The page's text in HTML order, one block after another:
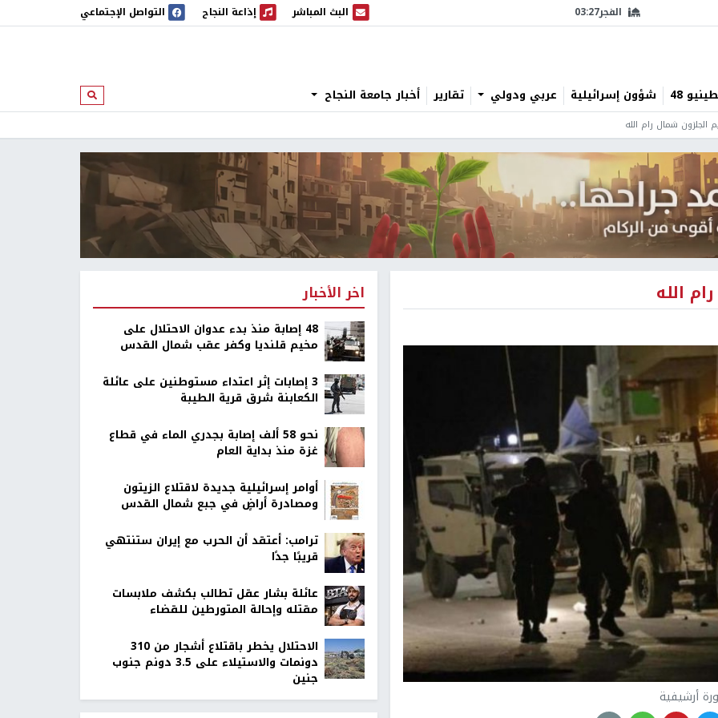
الفجر03:27 البث المباشر
البث المباشر إذاعة النجاح
إذاعة النجاح التواصل الإجتماعي
48 شؤون إسرائيلية عربي ودولي تقارير أخبار جامعة النجاح ابحث
الجلزون شمال رام الله
الله
أرشيفية
اخر الأخبار
48 إصابة منذ بدء عدوان الاحتلال على
مخيم قلنديا وكفر عقب شمال القدس
‏3 إصابات إثر اعتداء مستوطنين على عائلة
الكعابنة شرق قرية الطيبة
نحو 58 ألف إصابة بجدري الماء في قطاع
غزة منذ بداية العام
أوامر إسرائيلية جديدة لاقتلاع الزيتون
ومصادرة أراضٍ في جبع شمال القدس
ترامب: أعتقد أن الحرب مع إيران ستنتهي
قريبًا جدًا
عائلة بشار عقل تطالب بكشف ملابسات
مقتله وإحالة المتورطين للقضاء
الاحتلال يخطر باقتلاع أشجار من 310
دونمات والاستيلاء على 3.5 دونم جنوب
جنين